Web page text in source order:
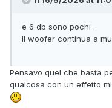
e 6 db sono pochi .
Il woofer continua a
Pensavo quel che basta
qualcosa con un effetto